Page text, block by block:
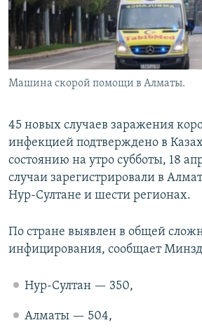
Машина скорой помощи в Алматы.
45 новых случаев заражения
инфекцией подтверждено в
состоянию на утро субботы, 18
случаи зарегистрировали в
Нур-Султане и шести регионах.
По стране выявлен в общей
инфицирования, сообщает
Нур-Султан — 350,
Алматы — 504,